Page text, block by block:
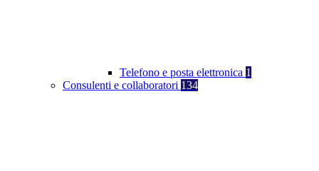
Telefono e posta elettronica 1
Consulenti e collaboratori 134